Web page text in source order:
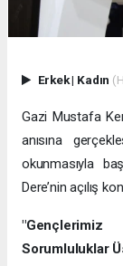
Erkek| Kadın
Gazi Mustafa
anısına
okunmasıyla
Dere’nin açılış
Sorumluluklar